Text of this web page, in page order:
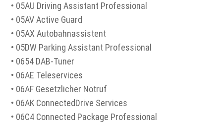
• 05AU Driving Assistant Professional
• 05AV Active Guard
• 05AX Autobahnassistent
• 05DW Parking Assistant Professional
• 0654 DAB-Tuner
• 06AE Teleservices
• 06AF Gesetzlicher Notruf
• 06AK ConnectedDrive Services
• 06C4 Connected Package Professional